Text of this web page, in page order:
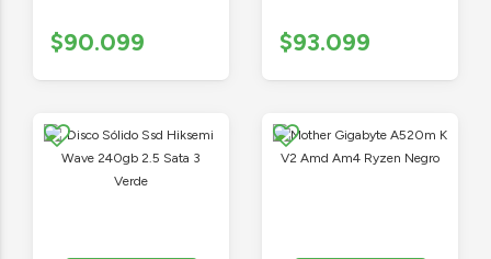
$90.099 $93.099